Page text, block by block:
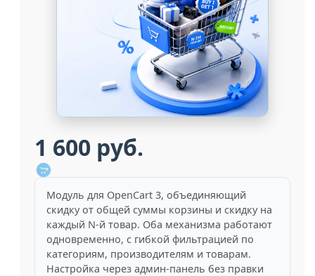
1 600 руб.
Модуль для OpenCart 3, объединяющий
скидку от общей суммы корзины и скидку на
каждый N-й товар. Оба механизма работают
одновременно, с гибкой фильтрацией по
категориям, производителям и товарам.
Настройка через админ-панель без правки